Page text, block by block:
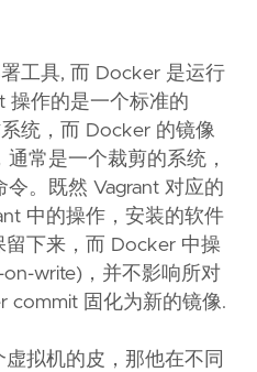
工具, 而 Docker 是运行
操作的是一个标准的
统，而 Docker 的镜像
常是一个裁剪的系统，
。既然 Vagrant 对应的
中的操作，安装的软件
留下来，而 Docker 中操
write)，并不影响所对
commit 固化为新的镜像.
拟机的皮，那他在不同